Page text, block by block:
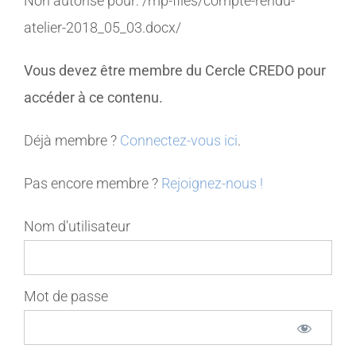
MEMBRES
CONTACT
atelier-2018_05_03.docx/
Vous devez être membre du Cercle CREDO pour
accéder à ce contenu.
Déjà membre ? Connectez-vous ici.
Pas encore membre ? Rejoignez-nous !
Nom d'utilisateur
Mot de passe